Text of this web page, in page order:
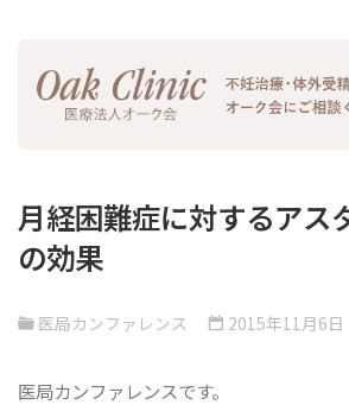
月経困難症に対するアス
の効果
医局カンファレンス 2015年11月6日
医局カンファレンスです。